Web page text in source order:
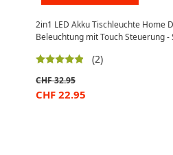
2in1 LED Akku Tischleuchte Home
Beleuchtung mit Touch Steuerung -
(2)
CHF32.95
CHF 22.95